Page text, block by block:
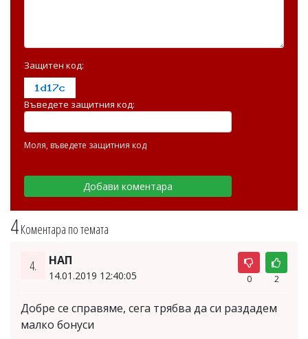
4Коментара по темата
4. НАП
14.01.2019 12:40:05 0 2
Добре се справяме, сега трябва да си раздадем
малко бонуси
Защитен код:
Въведете защитния код:
Моля, въведете защитния код